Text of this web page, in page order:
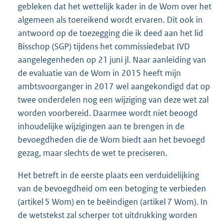
gebleken dat het wettelijk kader in de Wom over het
algemeen als toereikend wordt ervaren. Dit ook in
antwoord op de toezegging die ik deed aan het lid
Bisschop (SGP) tijdens het commissiedebat IVD
aangelegenheden op 21 juni jl. Naar aanleiding van
de evaluatie van de Wom in 2015 heeft mijn
ambtsvoorganger in 2017 wel aangekondigd dat op
twee onderdelen nog een wijziging van deze wet zal
worden voorbereid. Daarmee wordt niet beoogd
inhoudelijke wijzigingen aan te brengen in de
bevoegdheden die de Wom biedt aan het bevoegd
gezag, maar slechts de wet te preciseren.
Het betreft in de eerste plaats een verduidelijking
van de bevoegdheid om een betoging te verbieden
(artikel 5 Wom) en te beëindigen (artikel 7 Wom). In
de wetstekst zal scherper tot uitdrukking worden